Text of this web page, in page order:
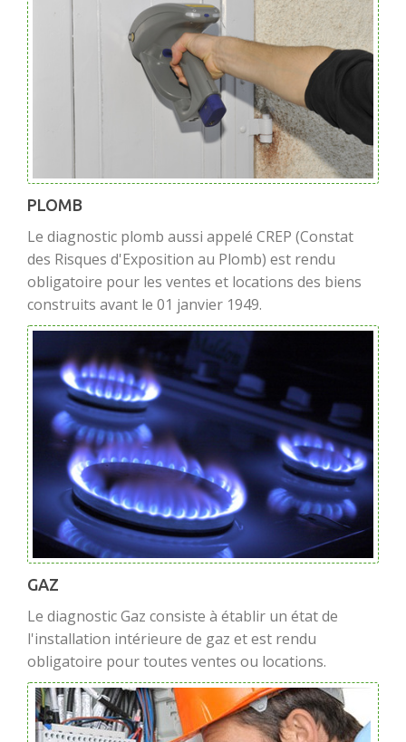
PLOMB
Le diagnostic plomb aussi appelé CREP (Constat
des Risques d'Exposition au Plomb) est rendu
obligatoire pour les ventes et locations des biens
construits avant le 01 janvier 1949.
GAZ
Le diagnostic Gaz consiste à établir un état de
l'installation intérieure de gaz et est rendu
obligatoire pour toutes ventes ou locations.